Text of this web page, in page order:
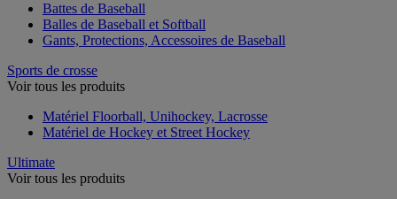
Battes de Baseball
Balles de Baseball et Softball
Gants, Protections, Accessoires de Baseball
Sports de crosse
Voir tous les produits
Matériel Floorball, Unihockey, Lacrosse
Matériel de Hockey et Street Hockey
Ultimate
Voir tous les produits